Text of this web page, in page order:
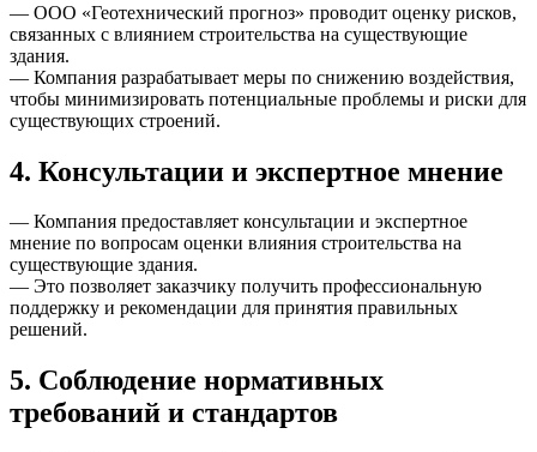
— ООО «Геотехнический прогноз» проводит оценку рисков,
связанных с влиянием строительства на существующие
здания.
— Компания разрабатывает меры по снижению воздействия,
чтобы минимизировать потенциальные проблемы и риски для
существующих строений.
4. Консультации и экспертное мнение
— Компания предоставляет консультации и экспертное
мнение по вопросам оценки влияния строительства на
существующие здания.
— Это позволяет заказчику получить профессиональную
поддержку и рекомендации для принятия правильных
решений.
5. Соблюдение нормативных
требований и стандартов